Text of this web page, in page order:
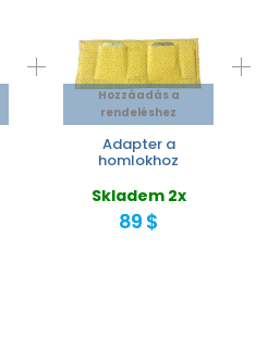
Hozzáadás a
rendeléshez
Adapter a
homlokhoz
Skladem 2x
89 $